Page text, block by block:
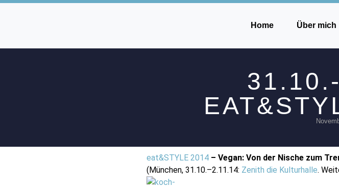
Home Über mich
eat&STYLE 2014 – Vegan: Von der Nische zum
(München, 31.10.–2.11.14: Zenith die Kulturhalle.